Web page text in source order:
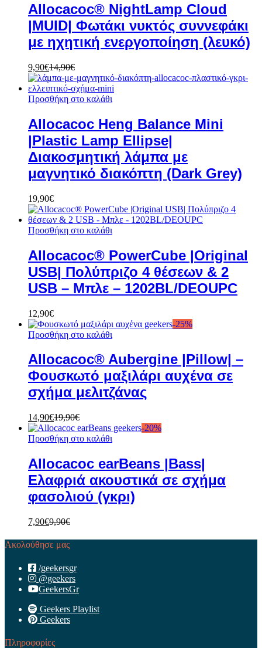
Allocacoc® NightLamp Cloud
|MUID| Φωτάκι νυκτός συννεφάκι
με ηχητική ενεργοποίηση (λευκό)
9,90€14,90€
Προσθήκη στο καλάθι
Allocacoc Heng Balance Mini
|Plastic Lamp Ellipse|
Διακοσμητική λάμπα με
μαγνητικό διακόπτη (Dark Grey)
19,90€
Προσθήκη στο καλάθι
Allocacoc® PowerCube |Original
USB| Πολύπριζο 4 θέσεων & 2
USB – Μπλε – 1202BL/DEOUPC
12,90€
-25%
Προσθήκη στο καλάθι
Allocacoc® Aubergine |Pillow| –
Φουσκωτό μαξιλάρι αυχένα σε
σχήμα μελιτζάνας
14,90€19,90€
-20%
Προσθήκη στο καλάθι
Allocacoc earBeans |Bass|
Ελαφριά ακουστικά σε σχήμα
φασολιού (γκρι)
7,90€9,90€
Ακολούθησε μας
/geekersgr
@geekers
GeekersGr
Geekers Playlist
Geekers
Πληροφορίες